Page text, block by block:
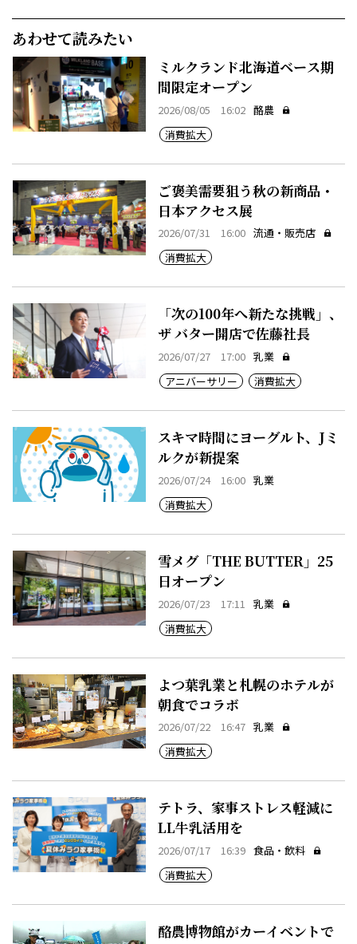
あわせて読みたい
ミルクランド北海道ベース期
間限定オープン
2026/08/05 16:02 酪農
消費拡大
ご褒美需要狙う秋の新商品・
日本アクセス展
2026/07/31 16:00 流通・販売店
消費拡大
「次の100年へ新たな挑戦」、
ザ バター開店で佐藤社長
2026/07/27 17:00 乳業
アニバーサリー
消費拡大
スキマ時間にヨーグルト、Jミ
ルクが新提案
2026/07/24 16:00 乳業
消費拡大
雪メグ「THE BUTTER」25
日オープン
2026/07/23 17:11
乳業
消費拡大
よつ葉乳業と札幌のホテルが
朝食でコラボ
2026/07/22 16:47 乳業
消費拡大
テトラ、家事ストレス軽減に
LL牛乳活用を
2026/07/17 16:39 食品・飲料
消費拡大
酪農博物館がカーイベントで